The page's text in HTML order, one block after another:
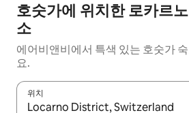
호숫가에 위치한 로카르
소
에어비앤비에서 특색 있는 호숫가
요.
위치
결과가 나오면 위·아래 화살표 키를